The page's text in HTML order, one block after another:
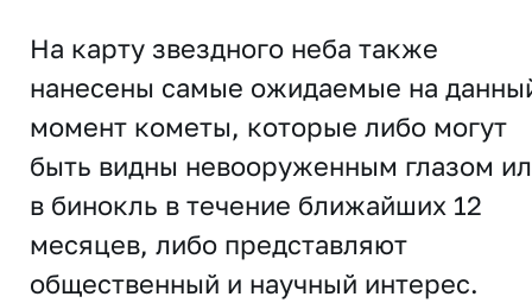
На карту звездного неба также
нанесены самые ожидаемые на
момент кометы, которые либо могут
быть видны невооруженным глазом
в бинокль в течение ближайших 12
месяцев, либо представляют
общественный и научный интерес.